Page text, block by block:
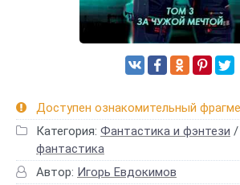
Доступен ознакомительный
Категория: Фантастика и фэнтези /
фантастика
Автор: Игорь Евдокимов